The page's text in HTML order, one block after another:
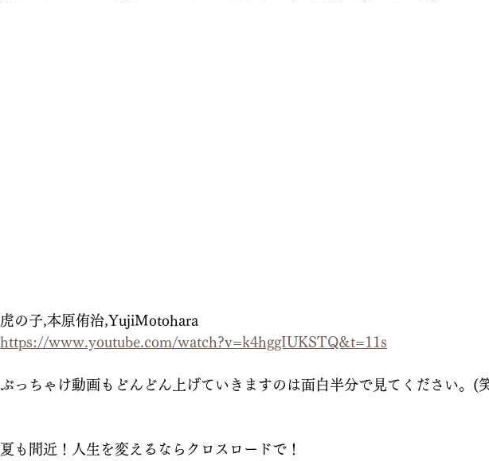
虎の子,本原侑治,YujiMotohara
https://www.youtube.com/watch?v=k4hggIUKSTQ&t=11s
ぶっちゃけ動画もどんどん上げていきますのは面白半分で見てください。(
夏も間近！人生を変えるならクロスロードで！